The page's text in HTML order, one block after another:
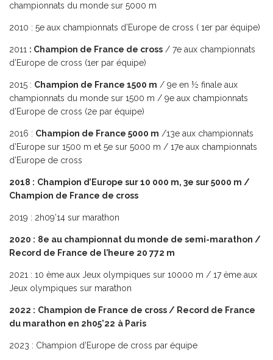
championnats du monde sur 5000 m
2010 : 5e aux championnats d’Europe de cross ( 1er par équipe)
2011 : Champion de France de cross / 7e aux championnats
d’Europe de cross (1er par équipe)
2015 : Champion de France 1500 m / 9e en ½ finale aux
championnats du monde sur 1500 m / 9e aux championnats
d’Europe de cross (2e par équipe)
2016 : Champion de France 5000 m /13e aux championnats
d’Europe sur 1500 m et 5e sur 5000 m / 17e aux championnats
d’Europe de cross
2018 : Champion d’Europe sur 10 000 m, 3e sur 5000 m /
Champion de France de cross
2019 : 2h09’14 sur marathon
2020 : 8e au championnat du monde de semi-marathon /
Record de France de l’heure 20 772 m
2021 : 10 ème aux Jeux olympiques sur 10000 m / 17 ème aux
Jeux olympiques sur marathon
2022 : Champion de France de cross / Record de France
du marathon en 2h05’22 à Paris
2023 : Champion d’Europe de cross par équipe